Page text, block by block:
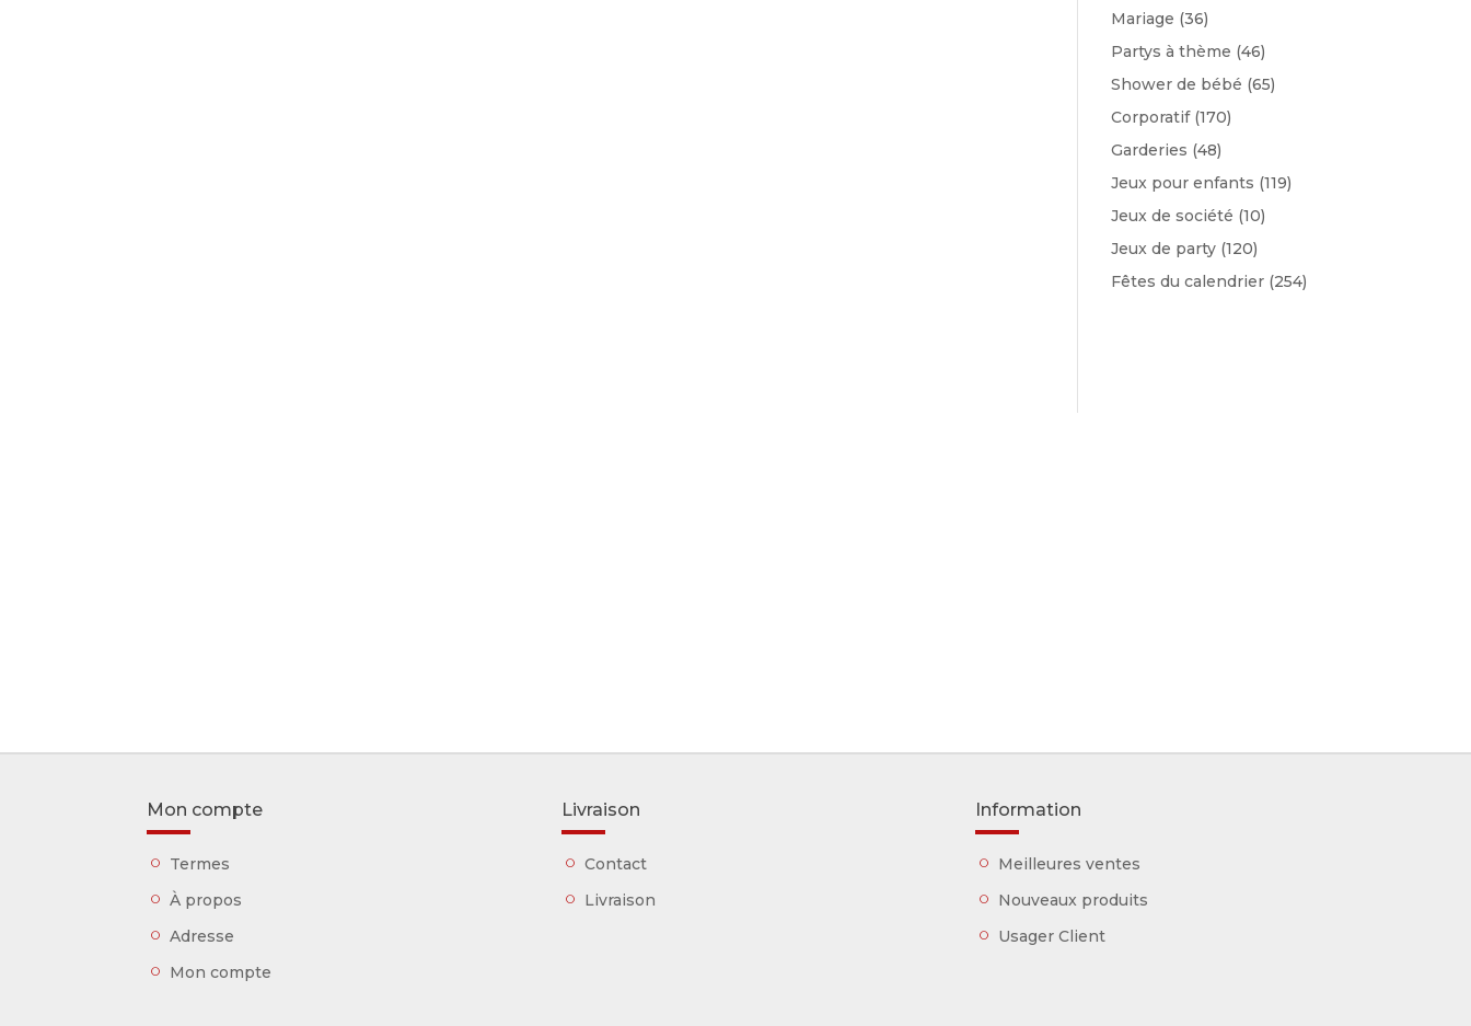
Mariage (36)
Partys à thème (46)
Shower de bébé (65)
Corporatif (170)
Garderies (48)
Jeux pour enfants (119)
Jeux de société (10)
Jeux de party (120)
Fêtes du calendrier (254)
Mon compte
Termes
À propos
Adresse
Mon compte
Livraison
Contact
Livraison
Information
Meilleures ventes
Nouveaux produits
Usager Client